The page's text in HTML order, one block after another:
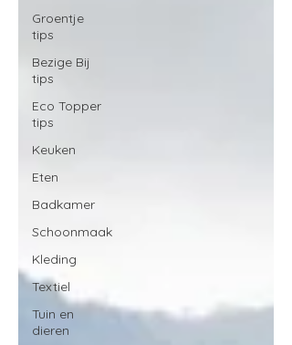
Groentje
tips
Bezige Bij
tips
Eco Topper
tips
Keuken
Eten
Badkamer
Schoonmaak
Kleding
Textiel
Tuin en
dieren